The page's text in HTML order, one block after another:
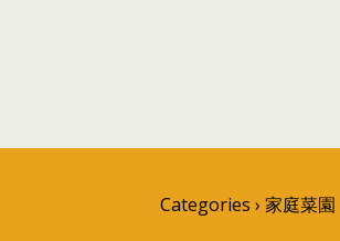
Categories › 家庭菜園